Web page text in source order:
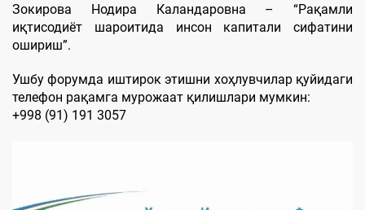
Зокирова Нодира Каландаровна – “Рақамли
иқтисодиёт шароитида инсон капитали сифатини
ошириш”.
Ушбу форумда иштирок этишни хоҳлувчилар қуйидаги
телефон рақамга мурожаат қилишлари мумкин:
+998 (91) 191 3057